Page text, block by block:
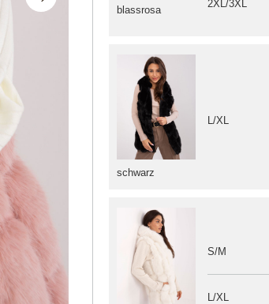
schwarz
L/XL
S/M
L/XL
blassrosa
2XL/3XL